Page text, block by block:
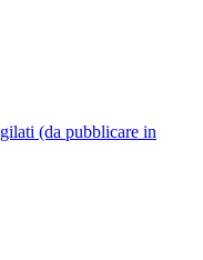
(da pubblicare in